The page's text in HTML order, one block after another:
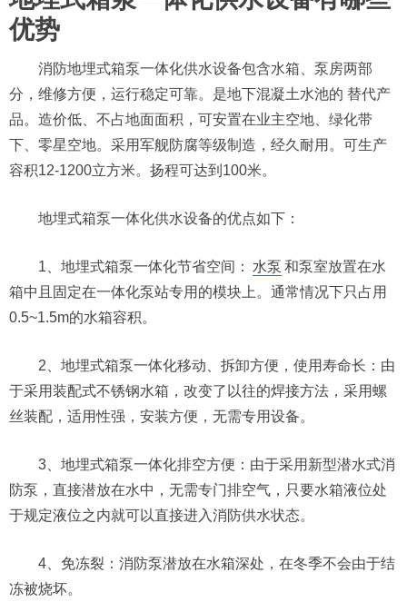
优势
消防地埋式箱泵一体化供水设备包含水箱、泵房两部
分，维修方便，运行稳定可靠。是地下混凝土水池的 替代产
品。造价低、不占地面面积，可安置在业主空地、绿化带
下、零星空地。采用军舰防腐等级制造，经久耐用。可生产
容积12-1200立方米。扬程可达到100米。
地埋式箱泵一体化供水设备的优点如下：
1、地埋式箱泵一体化节省空间： 水泵 和泵室放置在水
箱中且固定在一体化泵站专用的模块上。通常情况下只占用
0.5~1.5m的水箱容积。
2、地埋式箱泵一体化移动、拆卸方便，使用寿命长：由
于采用装配式不锈钢水箱，改变了以往的焊接方法，采用螺
丝装配，适用性强，安装方便，无需专用设备。
3、地埋式箱泵一体化排空方便：由于采用新型潜水式消
防泵，直接潜放在水中，无需专门排空气，只要水箱液位处
于规定液位之内就可以直接进入消防供水状态。
4、免冻裂：消防泵潜放在水箱深处，在冬季不会由于结
冻被烧坏。